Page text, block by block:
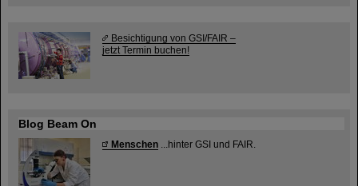
Besichtigung von GSI/FAIR –
jetzt Termin buchen!
Blog Beam On
Menschen ...hinter GSI und FAIR.